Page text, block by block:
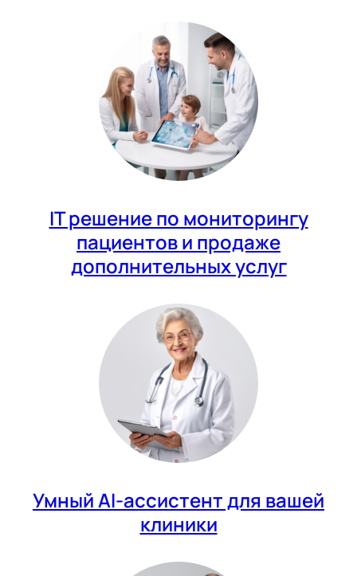
IT решение по мониторингу
пациентов и продаже
дополнительных услуг
Умный AI-ассистент для вашей
клиники